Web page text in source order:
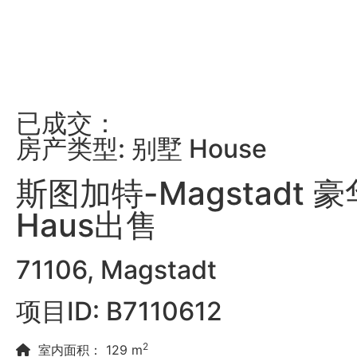
已成交：
房产类型: 别墅 House
斯图加特-Magstadt 豪
Haus出售
71106, Magstadt
项目ID: B7110612
室内面积： 129 m2